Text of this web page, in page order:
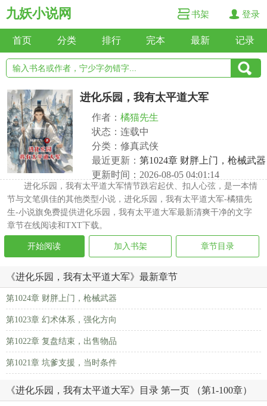
九妖小说网 书架 登录
首页 分类 排行 完本 最新 记录
进化乐园，我有太平道大军
作者： 橘猫先生
状态：连载中
分类：修真武侠
最近更新： 第1024章 财胖上门，枪械武器
更新时间：2026-08-05 04:01:14
进化乐园，我有太平道大军情节跌宕起伏、扣人心弦，是一本情
节与文笔俱佳的其他类型小说，进化乐园，我有太平道大军-橘猫先
生-小说旗免费提供进化乐园，我有太平道大军最新清爽干净的文字
章节在线阅读和TXT下载。
开始阅读 加入书架 章节目录
《进化乐园，我有太平道大军》最新章节
第1024章 财胖上门，枪械武器
第1023章 幻术体系，强化方向
第1022章 复盘结束，出售物品
第1021章 坑爹支援，当时条件
《进化乐园，我有太平道大军》目录 第一页 （第1-100章）